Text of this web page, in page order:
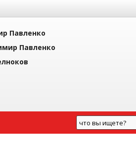
Павленко
Павленко